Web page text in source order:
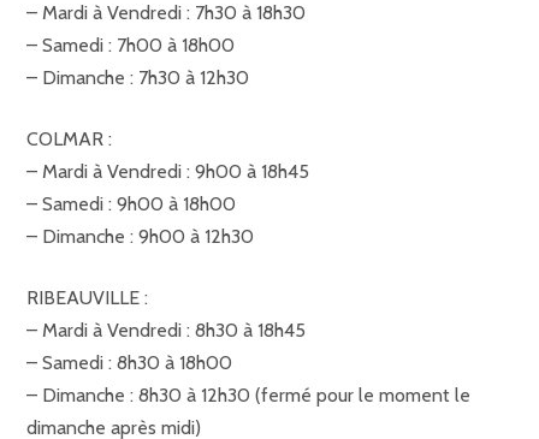
– Mardi à Vendredi : 7h30 à 18h30
– Samedi : 7h00 à 18h00
– Dimanche : 7h30 à 12h30
COLMAR :
– Mardi à Vendredi : 9h00 à 18h45
– Samedi : 9h00 à 18h00
– Dimanche : 9h00 à 12h30
RIBEAUVILLE :
– Mardi à Vendredi : 8h30 à 18h45
– Samedi : 8h30 à 18h00
– Dimanche : 8h30 à 12h30 (fermé pour le moment le
dimanche après midi)